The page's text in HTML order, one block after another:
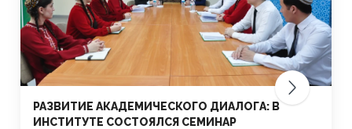
РАЗВИТИЕ АКАДЕМИЧЕСКОГО ДИАЛОГА: В
ИНСТИТУТЕ СОСТОЯЛСЯ СЕМИНАР